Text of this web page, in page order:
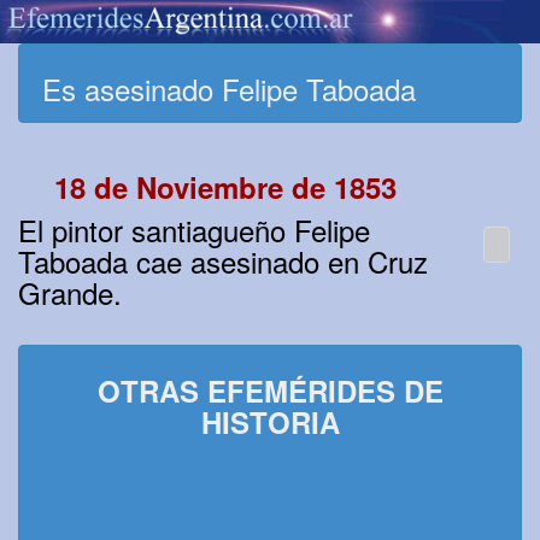
Es asesinado Felipe Taboada
18 de Noviembre de 1853
El pintor santiagueño Felipe
Taboada cae asesinado en Cruz
Grande.
OTRAS EFEMÉRIDES DE
HISTORIA